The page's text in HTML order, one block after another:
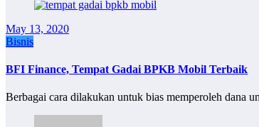
May 13, 2020
Bisnis
BFI Finance, Tempat Gadai BPKB Mobil Terbaik
Berbagai cara dilakukan untuk bias memperoleh dana